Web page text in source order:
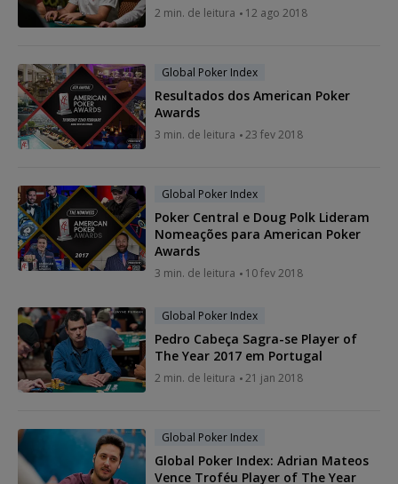
2 min. de leitura 12 ago 2018
Global Poker Index
Resultados dos American Poker
Awards
3 min. de leitura 23 fev 2018
Global Poker Index
Poker Central e Doug Polk Lideram
Nomeações para American Poker
Awards
3 min. de leitura 10 fev 2018
Global Poker Index
Pedro Cabeça Sagra-se Player of
The Year 2017 em Portugal
2 min. de leitura 21 jan 2018
Global Poker Index
Global Poker Index: Adrian Mateos
Vence Troféu Player of The Year